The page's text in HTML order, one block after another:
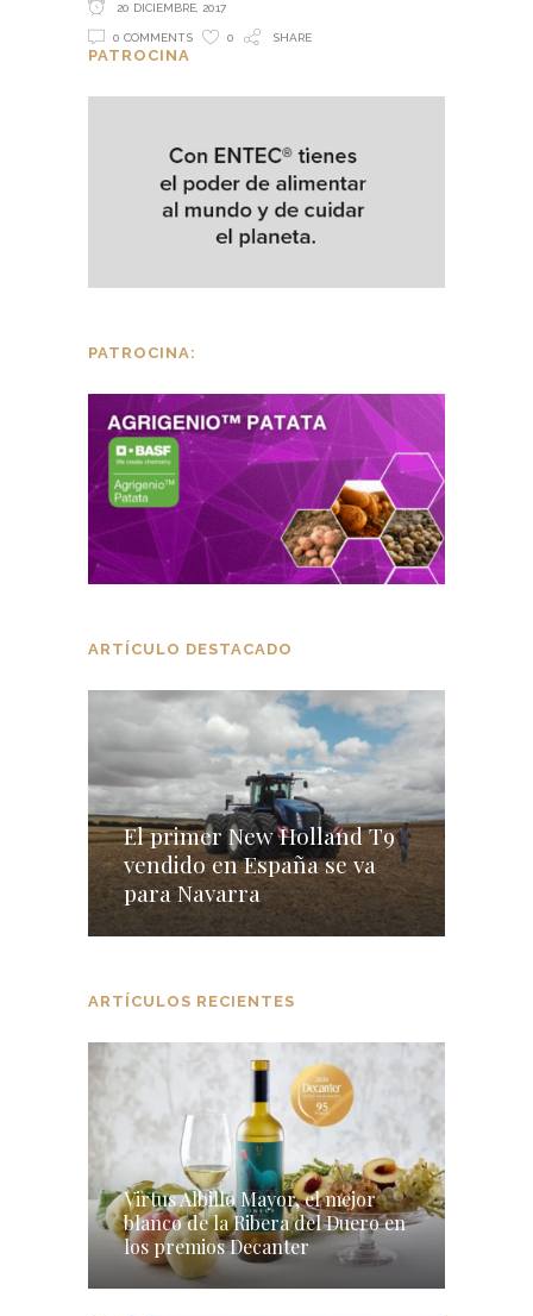
20 DICIEMBRE, 2017
0 COMMENTS 0 SHARE
PATROCINA
PATROCINA:
ARTÍCULO DESTACADO
El primer New Holland T9
vendido en España se va
para Navarra
ARTÍCULOS RECIENTES
Virtus Albillo Mayor, el mejor
blanco de la Ribera del Duero en
los premios Decanter